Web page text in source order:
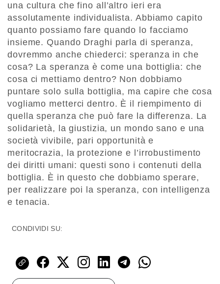
una cultura che fino all’altro ieri era
assolutamente individualista. Abbiamo capito
quanto possiamo fare quando lo facciamo
insieme. Quando Draghi parla di speranza,
dovremmo anche chiederci: speranza in che
cosa? La speranza è come una bottiglia: che
cosa ci mettiamo dentro? Non dobbiamo
puntare solo sulla bottiglia, ma capire che cosa
vogliamo metterci dentro. È il riempimento di
quella speranza che può fare la differenza. La
solidarietà, la giustizia, un mondo sano e una
società vivibile, pari opportunità e
meritocrazia, la protezione e l’irrobustimento
dei diritti umani: questi sono i contenuti della
bottiglia. È in questo che dobbiamo sperare,
per realizzare poi la speranza, con intelligenza
e tenacia.
CONDIVIDI SU: